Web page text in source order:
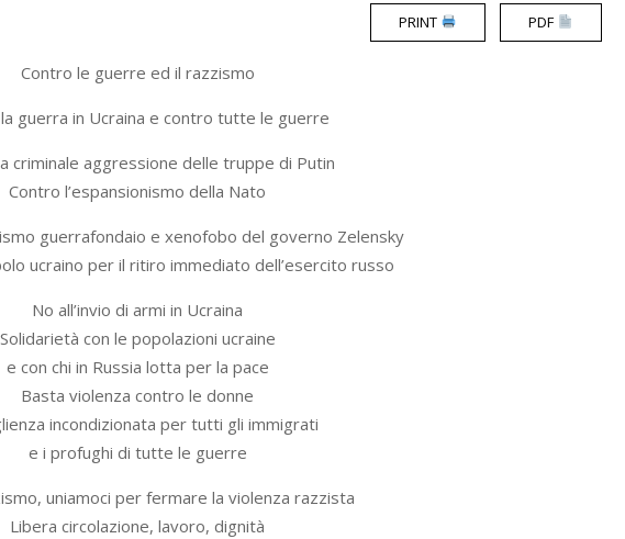
PRINT PDF
Contro le guerre ed il razzismo
guerra in Ucraina e contro tutte le guerre
criminale aggressione delle truppe di Putin
Contro l’espansionismo della Nato
guerrafondaio e xenofobo del governo Zelensky
ucraino per il ritiro immediato dell’esercito russo
No all’invio di armi in Ucraina
Solidarietà con le popolazioni ucraine
e con chi in Russia lotta per la pace
Basta violenza contro le donne
incondizionata per tutti gli immigrati
e i profughi di tutte le guerre
uniamoci per fermare la violenza razzista
Libera circolazione, lavoro, dignità